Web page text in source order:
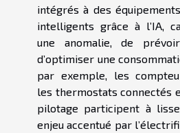
intégrés à des
intelligents grâce à l’IA,
une anomalie, de
d’optimiser une
par exemple, les
les thermostats connectés
pilotage participent à
enjeu accentué par